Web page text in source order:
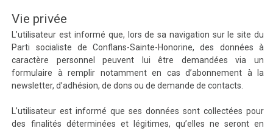
Vie privée
L’utilisateur est informé que, lors de sa navigation sur le site du
Parti socialiste de Conflans-Sainte-Honorine, des données à
caractère personnel peuvent lui être demandées via un
formulaire à remplir notamment en cas d’abonnement à la
newsletter, d’adhésion, de dons ou de demande de contacts.
L’utilisateur est informé que ses données sont collectées pour
des finalités déterminées et légitimes, qu’elles ne seront en